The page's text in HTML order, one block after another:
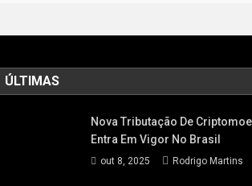
ÚLTIMAS
Nova Tributação De
Entra Em Vigor No Brasil
out 8, 2025 Rodrigo Martins